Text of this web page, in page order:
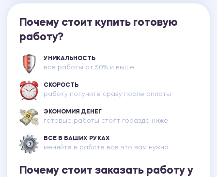
Почему стоит купить готовую
работу?
УНИКАЛЬНОСТЬ
все работы от 50% и выше
СКОРОСТЬ
работу получите сразу после оплаты
ЭКОНОМИЯ ДЕНЕГ
готовые работы стоят гораздо ниже
ВСЕ В ВАШИХ РУКАХ
меняйте в работе всё что вам нужно
Почему стоит заказать работу у